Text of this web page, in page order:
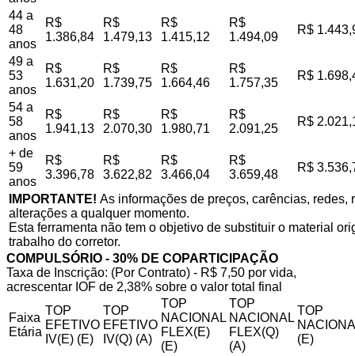
44 a
48
anos
R$
1.386,84
R$
1.479,13
R$
1.415,12
R$
1.494,09
R$
49 a
53
anos
R$
1.631,20
R$
1.739,75
R$
1.664,46
R$
1.757,35
R$
54 a
58
anos
R$
1.941,13
R$
2.070,30
R$
1.980,71
R$
2.091,25
R$
+ de
59
anos
R$
3.396,78
R$
3.622,82
R$
3.466,04
R$
3.659,48
R$
IMPORTANTE! As informações de preços, carências,
alterações a qualquer momento.
Esta ferramenta não tem o objetivo de substituir o material
trabalho do corretor.
COMPULSÓRIO - 30% DE COPARTICIPAÇÃO
Taxa de Inscrição: (Por Contrato) - R$ 7,50 por vida,
acrescentar IOF de 2,38% sobre o valor total final
Faixa
Etária
TOP
EFETIVO
IV(E) (E)
TOP
EFETIVO
IV(Q) (A)
TOP
NACIONAL
FLEX(E)
(E)
TOP
NACIONAL
FLEX(Q)
(A)
TOP
(E)